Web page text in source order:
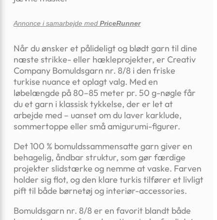
Annonce i samarbejde med PriceRunner
Når du ønsker et pålideligt og blødt garn til dine
næste strikke- eller hækleprojekter, er Creativ
Company Bomuldsgarn nr. 8/8 i den friske
turkise nuance et oplagt valg. Med en
løbelængde på 80–85 meter pr. 50 g-nøgle får
du et garn i klassisk tykkelse, der er let at
arbejde med – uanset om du laver karklude,
sommertoppe eller små amigurumi-figurer.
Det 100 % bomuldssammensatte garn giver en
behagelig, åndbar struktur, som gør færdige
projekter slidstærke og nemme at vaske. Farven
holder sig flot, og den klare turkis tilfører et livligt
pift til både børnetøj og interiør-accessories.
Bomuldsgarn nr. 8/8 er en favorit blandt både